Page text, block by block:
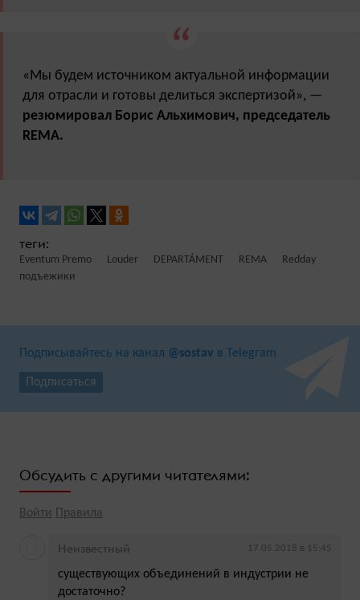
«Мы будем источником актуальной информации
для отрасли и готовы делиться экспертизой», —
резюмировал Борис Альхимович, председатель
REMA.
Eventum Premo Louder DEPARTÁMENT REMA
Redday
подъежики
Подписывайтесь на канал @sostav в Telegram
Подписаться
Обсудить с другими читателями:
Войти Правила
существующих объединений в индустрии не
достаточно?
Неизвестный 17.05.2018 в 15:45